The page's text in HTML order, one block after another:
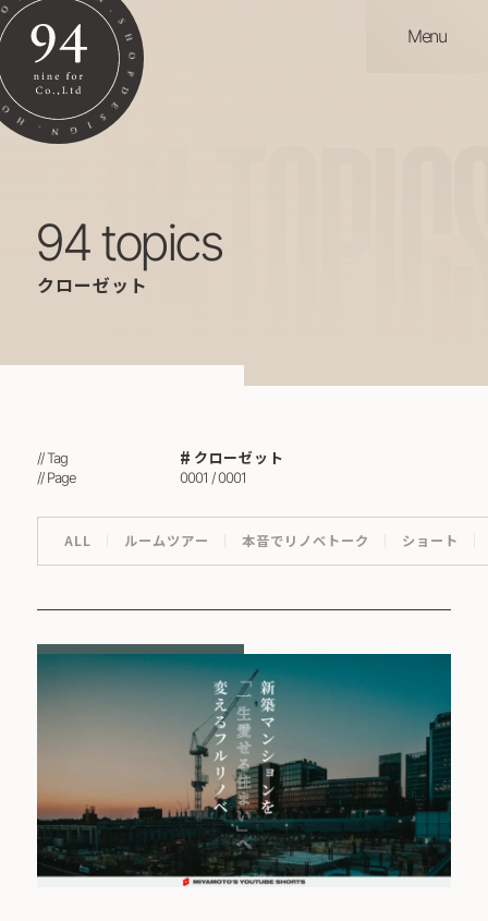
Menu
94
94 topics
クローゼット
// Tag クローゼット
// Page 0001 / 0001
ALL ルームツアー 本音でリノベトーク ショート